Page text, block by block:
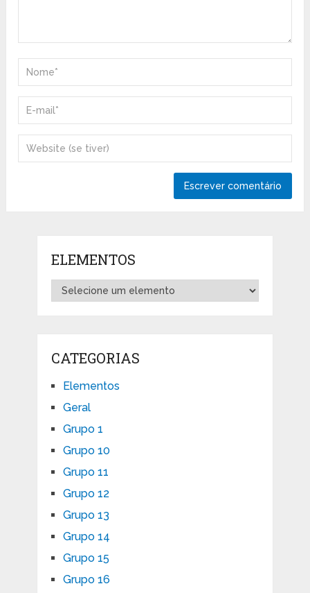
ELEMENTOS
CATEGORIAS
Elementos
Geral
Grupo 1
Grupo 10
Grupo 11
Grupo 12
Grupo 13
Grupo 14
Grupo 15
Grupo 16